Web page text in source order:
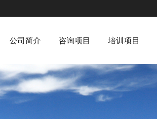
公司简介 咨询项目 培训项目